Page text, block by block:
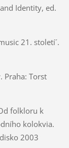
Identity, ed.
21. století´.
Praha: Torst
folkloru k
kolokvia.
2003